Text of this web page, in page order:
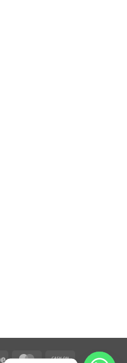
Stripe MasterCardCash